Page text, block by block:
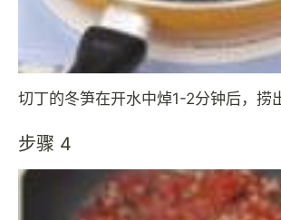
切丁的冬笋在开水中焯1-2分钟后，捞
步骤 4